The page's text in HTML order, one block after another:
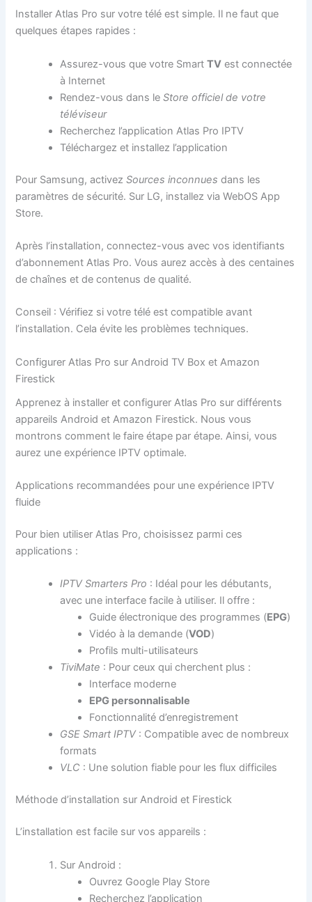
Installer Atlas Pro sur votre télé est simple. Il ne faut que
quelques étapes rapides :
Assurez-vous que votre SmartTV est connectée
à Internet
Rendez-vous dans leStore officiel de votre
téléviseur
Recherchez l’application Atlas Pro IPTV
Téléchargez et installez l’application
Pour Samsung, activezSources inconnues dans les
paramètres de sécurité. Sur LG, installez via WebOS App
Store.
Après l’installation, connectez-vous avec vos identifiants
d’abonnement Atlas Pro. Vous aurez accès à des centaines
de chaînes et de contenus de qualité.
Conseil : Vérifiez si votre télé est compatible avant
l’installation. Cela évite les problèmes techniques.
Configurer Atlas Pro sur Android TV Box et Amazon
Firestick
Apprenez à installer et configurer Atlas Pro sur différents
appareils Android et Amazon Firestick. Nous vous
montrons comment le faire étape par étape. Ainsi, vous
aurez une expérience IPTV optimale.
Applications recommandées pour une expérience IPTV
fluide
Pour bien utiliser Atlas Pro, choisissez parmi ces
applications :
IPTV Smarters Pro : Idéal pour les débutants,
avec une interface facile à utiliser. Il offre :
Guide électronique des programmes (EPG)
Vidéo à la demande (VOD)
Profils multi-utilisateurs
TiviMate : Pour ceux qui cherchent plus :
Interface moderne
EPG personnalisable
Fonctionnalité d’enregistrement
GSE Smart IPTV: Compatible avec de nombreux
formats
VLC : Une solution fiable pour les flux difficiles
Méthode d’installation sur Android et Firestick
L’installation est facile sur vos appareils :
Sur Android :
Ouvrez Google Play Store
Recherchez l’application